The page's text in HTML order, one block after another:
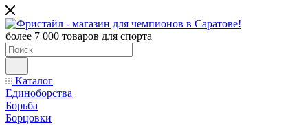
более 7 000 товаров для спорта
Каталог
Единоборства
Борьба
Борцовки